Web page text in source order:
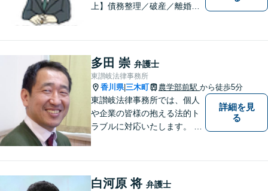
上】債務整理／破産／離婚／
幅広くご相談を受付中。実務
経験15年以上の弁護士が誠
実、丁寧に対応致します。
【無料相談あり】
多田 崇 弁護士
東讃岐法律事務所
香川県| 三木町 農学部前駅 から徒歩5分
東讃岐法律事務所では、個人
や企業の皆様の抱える法的ト
ラブルに対応いたします。 高
詳細を見
る
白河原 将 弁護士